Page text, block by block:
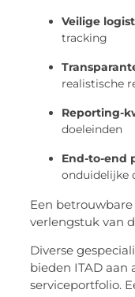
Veilige
tracking
realistische
Reporting-
doeleinden
End-to-end
onduidelijke
Een
verlengstuk van
Diverse
bieden ITAD aan
serviceportfolio.